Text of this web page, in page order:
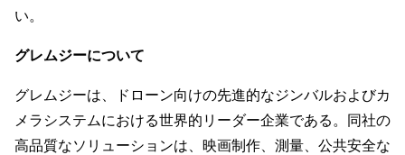
い。
グレムジーについて
グレムジーは、ドローン向けの先進的なジンバルおよびカ
メラシステムにおける世界的リーダー企業である。同社の
高品質なソリューションは、映画制作、測量、公共安全な